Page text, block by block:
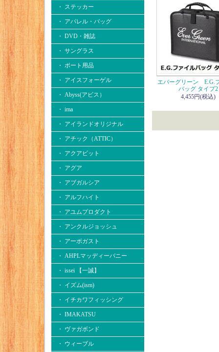
・ ステッカー
・ アパレル・バッグ
・ DVD・雑誌
・ サングラス
・ ボート用品
・ アイスフォーゲル
・ Abyss(アビス）
・ ima
・ アイランドオリジナル
・ アチック（ATTIC）
・ アクアビット
・ アグア
・ アブガルシア
・ アルフハイト
・ アユムプロダクト
・ アンクルジョッシュ
・ アーボガスト
・ AHPLマッディーバニー
・ issei 【一誠】
・ イズム(ism)
・ イチカワフィッシング
・ IMAKATSU
・ ヴァガボンド
・ ウィーブル
エバーグリーン E.G.
バッグ タイプ2
4,455円(税込)